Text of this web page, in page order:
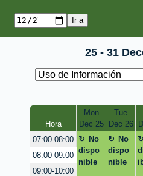
25 - 31
Hora
Mon
Dec 25
Tue
Dec 26
07:00-08:00
No
dispo
nible
No
dispo
nible
08:00-09:00
09:00-10:00